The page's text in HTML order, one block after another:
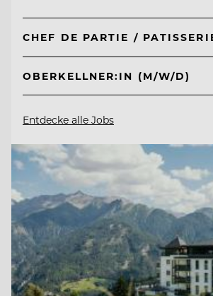
CHEF DE PARTIE /
OBERKELLNER:IN (M/W/D)
Entdecke alle Jobs